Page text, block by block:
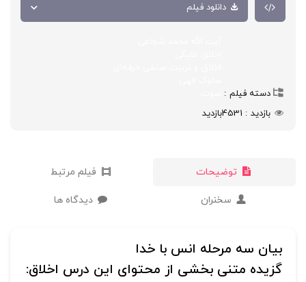
دانلود فیلم
دسته فیلم
بازدید
4531بازدید
توضیحات فیلم مرتبط
سخنران دیدگاه ها
بیان سه مرحله انس با خدا
گزیده متنی بخشی از محتوای این درس اخلاق: